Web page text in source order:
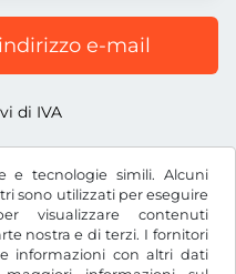
e tecnologie simili. Alcuni
sono utilizzati per eseguire
visualizzare contenuti
nostra e di terzi. I fornitori
informazioni con altri dati
e-mail
di IVA